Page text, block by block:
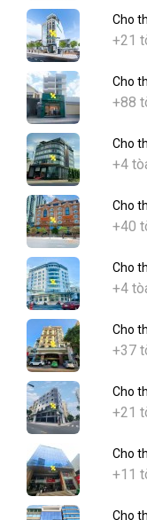
Cho
+21
Cho
+88
Cho
+4
Cho
+40
Cho
+4
Cho
+37
Cho
+21
Cho
+11
Cho